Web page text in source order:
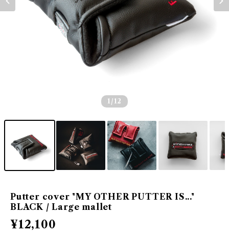
1 /12
Putter cover "MY OTHER PUTTER IS..."
BLACK / Large mallet
¥12,100